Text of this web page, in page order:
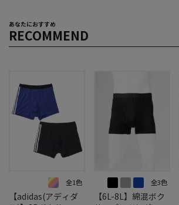
あなたにおすすめ
RECOMMEND
全1色
【adidas(アディダ
全3色
【6L-8L】綿混ボク